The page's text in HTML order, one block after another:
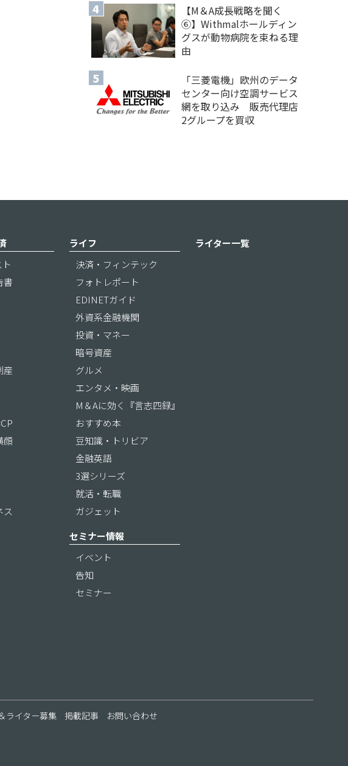
【M＆A 成長戦略を聞く
⑥】Withmalホールディン
グスが動物病院を束ねる理
由
「三菱電機」欧州のデータ
センター向け空調サービス
網を取り込み 販売代理店
2グループを買収
書
産
顔
ス
ライフ
決済・フィンテック
フォトレポート
EDINETガイド
外資系金融機関
投資・マネー
暗号資産
グルメ
エンタメ・映画
M＆Aに効く『言志四録』
おすすめ本
豆知識・トリビア
金融英語
3選シリーズ
就活・転職
ガジェット
セミナー情報
イベント
告知
セミナー
ライター一覧
ライター募集 掲載記事
お問い合わせ